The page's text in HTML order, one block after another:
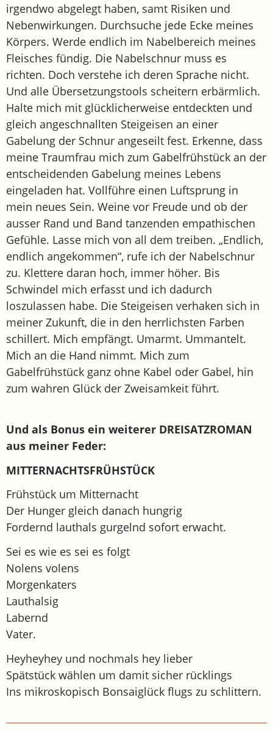
irgendwo abgelegt haben, samt Risiken und
Nebenwirkungen. Durchsuche jede Ecke meines
Körpers. Werde endlich im Nabelbereich meines
Fleisches fündig. Die Nabelschnur muss es
richten. Doch verstehe ich deren Sprache nicht.
Und alle Übersetzungstools scheitern erbärmlich.
Halte mich mit glücklicherweise entdeckten und
gleich angeschnallten Steigeisen an einer
Gabelung der Schnur angeseilt fest. Erkenne, dass
meine Traumfrau mich zum Gabelfrühstück an der
entscheidenden Gabelung meines Lebens
eingeladen hat. Vollführe einen Luftsprung in
mein neues Sein. Weine vor Freude und ob der
ausser Rand und Band tanzenden empathischen
Gefühle. Lasse mich von all dem treiben. „Endlich,
endlich angekommen“, rufe ich der Nabelschnur
zu. Klettere daran hoch, immer höher. Bis
Schwindel mich erfasst und ich dadurch
loszulassen habe. Die Steigeisen verhaken sich in
meiner Zukunft, die in den herrlichsten Farben
schillert. Mich empfängt. Umarmt. Ummantelt.
Mich an die Hand nimmt. Mich zum
Gabelfrühstück ganz ohne Kabel oder Gabel, hin
zum wahren Glück der Zweisamkeit führt.
Und als Bonus ein weiterer DREISATZROMAN
aus meiner Feder:
MITTERNACHTSFRÜHSTÜCK
Frühstück um Mitternacht
Der Hunger gleich danach hungrig
Fordernd lauthals gurgelnd sofort erwacht.
Sei es wie es sei es folgt
Nolens volens
Morgenkaters
Lauthalsig
Labernd
Vater.
Heyheyhey und nochmals hey lieber
Spätstück wählen um damit sicher rücklings
Ins mikroskopisch Bonsaiglück flugs zu schlittern.